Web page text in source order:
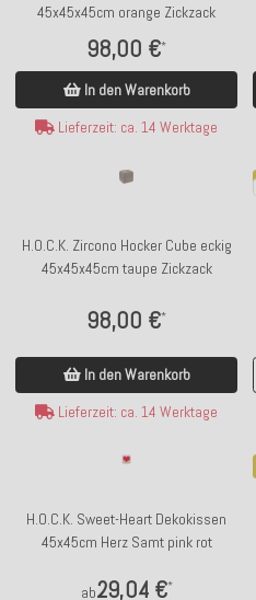
45x45x45cm orange Zickzack
98,00 €*
In den Warenkorb
Lieferzeit: ca. 14 Werktage
H.O.C.K. Zircono Hocker Cube eckig
45x45x45cm taupe Zickzack
98,00 €*
In den Warenkorb
Lieferzeit: ca. 14 Werktage
H.O.C.K. Sweet-Heart Dekokissen
45x45cm Herz Samt pink rot
ab29,04 €*